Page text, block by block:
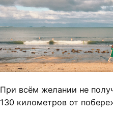
При всём желании не
130 километров от